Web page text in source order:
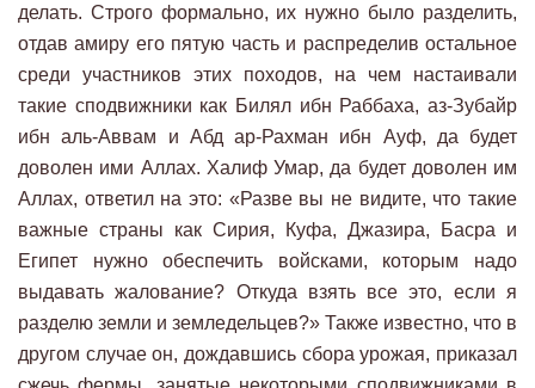
делать. Строго формально, их нужно было разделить,
отдав амиру его пятую часть и распределив остальное
среди участников этих походов, на чем настаивали
такие сподвижники как Билял ибн Раббаха, аз-Зубайр
ибн аль-Аввам и Абд ар-Рахман ибн Ауф, да будет
доволен ими Аллах. Халиф Умар, да будет доволен им
Аллах, ответил на это: «Разве вы не видите, что такие
важные страны как Сирия, Куфа, Джазира, Басра и
Египет нужно обеспечить войсками, которым надо
выдавать жалование? Откуда взять все это, если я
разделю земли и земледельцев?» Также известно, что в
другом случае он, дождавшись сбора урожая, приказал